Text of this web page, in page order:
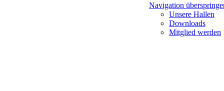
Navigation
Unsere Hallen
Downloads
Mitglied werden